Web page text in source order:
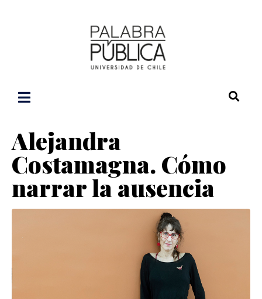
Alejandra
Costamagna. Cómo
narrar la ausencia